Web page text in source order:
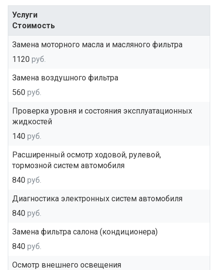
Услуги
Стоимость
Замена моторного масла и масляного фильтра
1120 руб.
Замена воздушного фильтра
560 руб.
Проверка уровня и состояния эксплуатационных
жидкостей
140 руб.
Расширенный осмотр ходовой, рулевой,
тормозной систем автомобиля
840 руб.
Диагностика электронных систем автомобиля
840 руб.
Замена фильтра салона (кондиционера)
840 руб.
Осмотр внешнего освещения